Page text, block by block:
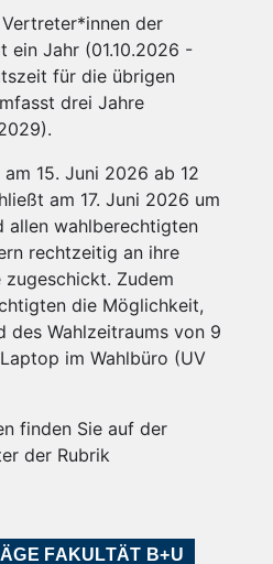
der
ein Jahr (01.10.2026 -
für die übrigen
drei Jahre
15. Juni 2026 ab 12
am 17. Juni 2026 um
allen wahlberechtigten
rechtzeitig an ihre
zugeschickt. Zudem
die Möglichkeit,
des Wahlzeitraums von 9
im Wahlbüro (UV
finden Sie auf der
der Rubrik
FAKULTÄT B+U